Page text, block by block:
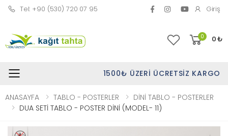
Tel: +90 (530) 720 07 95 Giriş
0 0₺
Toggle mobile menu1500₺ ÜZERI ÜCRETSIZ KARGO
ANASAYFA TABLO - POSTERLER
DİNİ TABLO - POSTERLER
DUA SETİ TABLO - POSTER DİNİ (MODEL- 11)